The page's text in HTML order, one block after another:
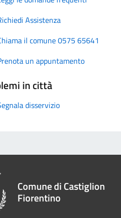
Assistenza
il comune 0575 65641
un appuntamento
in città
disservizio
Comune di Castiglion
Fiorentino